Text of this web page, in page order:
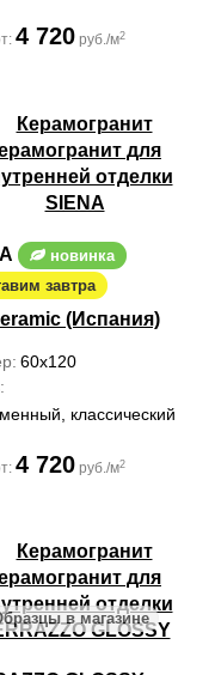
4 720 руб./м2
новинка
завтра
(Испания)
60x120
классический
4 720 руб./м2
в магазине